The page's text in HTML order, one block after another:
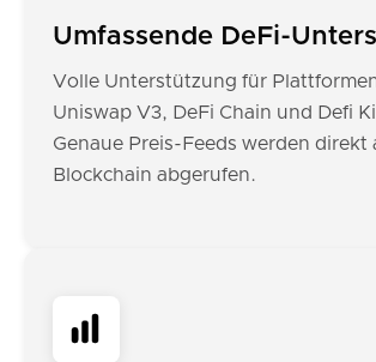
Umfassende DeFi-
Volle Unterstützung für
Uniswap V3, DeFi Chain und Defi
Genaue Preis-Feeds werden direkt
Blockchain abgerufen.